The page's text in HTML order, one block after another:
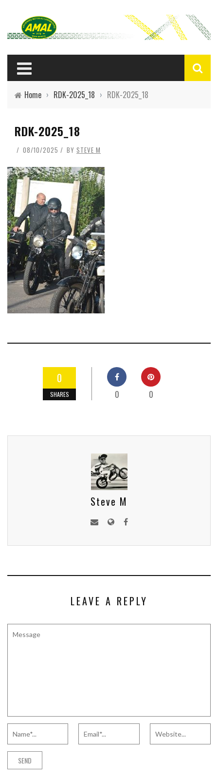
Home › RDK-2025_18 › RDK-2025_18
RDK-2025_18
08/10/2025 BY STEVE M
0
SHARES 0 0
Steve M
LEAVE A REPLY